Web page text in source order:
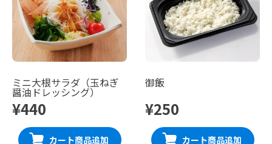
ミニ大根サラダ（玉ねぎ
醤油ドレッシング）
¥440
カート商品追加
御飯
¥250
カート商品追加